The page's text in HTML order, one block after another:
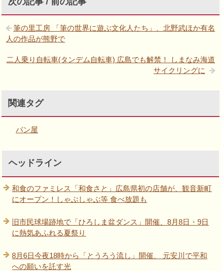
筆の里工房 「筆の世界に遊ぶ文化人たち」、北野武ほか有名
人の作品が熊野で
二人乗り自転車(タンデム自転車) 広島でも解禁！ しまなみ海道
サイクリングに
関連タグ
パン屋
ヘッドライン
和食のファミレス「和食さと」広島県初の店舗が、観音新町
にオープン！しゃぶしゃぶ等 食べ放題も
旧市民球場跡地で「ひろしま盆ダンス」開催、8月8日・9日
に熱気あふれる夏祭り
8月6日今夜18時から「とうろう流し」開催、 元安川で平和
への願いを託す光